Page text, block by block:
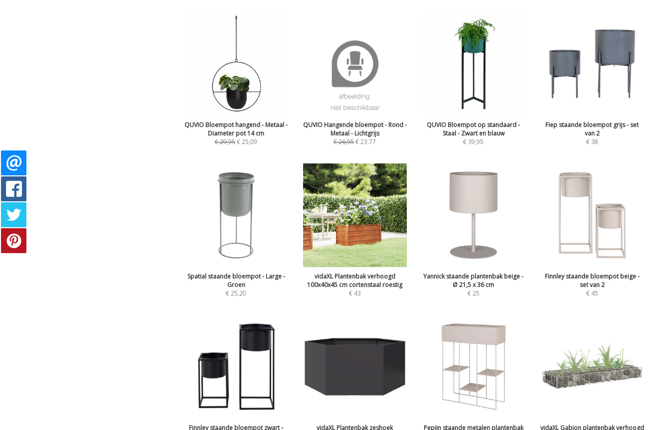
QUVIO Bloempot hangend - Metaal -
Diameter pot 14 cm
€29,95€25,09
QUVIO Hangende bloempot - Rond -
Metaal - Lichtgrijs
€26,95€23,77
QUVIO Bloempot op standaard -
Staal - Zwart en blauw
€39,95
Fiep staande bloempot grijs - set
van 2
€38
Spatial staande bloempot - Large -
Groen
€25,20
vidaXL Plantenbak verhoogd
100x40x45 cm cortenstaal roestig
€43
Yannick staande plantenbak beige -
Ø 21,5 x 36 cm
€25
Finnley staande bloempot beige -
set van 2
€45
Finnley staande bloempot zwart -
vidaXL Plantenbak zeshoek
Pepijn staande metalen plantenbak
vidaXL Gabion plantenbak verhoogd